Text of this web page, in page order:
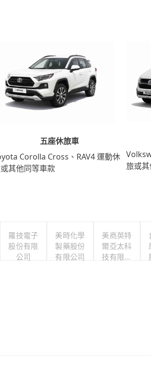
五座休旅車
Corolla Cross、RAV4 運動休
其他同等車款
旅或
羅技電子
股份有限
公司
美時化學
製藥股份
有限公司
美商英特
爾亞太科
技有限公